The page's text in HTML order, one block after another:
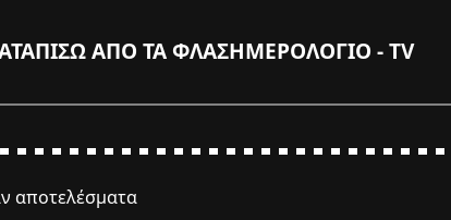
ΠΙΣΩ ΑΠΟ ΤΑ ΦΛΑΣΗΜΕΡΟΛΟΓΙΟ - TV
αποτελέσματα